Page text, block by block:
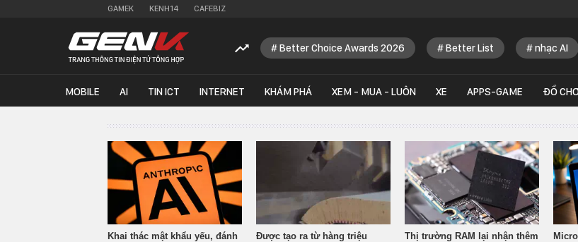
GAMEK KENH14 CAFEBIZ
Better Choice Awards 2026 Better List nhạc AI
MOBILE AI TIN ICT INTERNET KHÁM PHÁ XEM - MUA - LUÔN XE APPS-GAME ĐỒ
Khai thác mật khẩu yếu, đánh
Được tạo ra từ hàng triệu
Thị trường RAM lại nhận thêm